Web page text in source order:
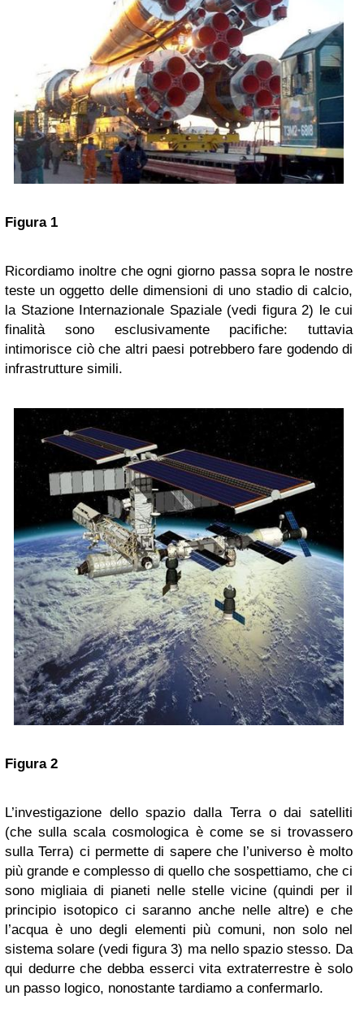
Figura 1
Ricordiamo inoltre che ogni giorno passa sopra le nostre
teste un oggetto delle dimensioni di uno stadio di calcio,
la Stazione Internazionale Spaziale (vedi figura 2) le cui
finalità sono esclusivamente pacifiche: tuttavia
intimorisce ciò che altri paesi potrebbero fare godendo di
infrastrutture simili.
Figura 2
L’investigazione dello spazio dalla Terra o dai satelliti
(che sulla scala cosmologica è come se si trovassero
sulla Terra) ci permette di sapere che l’universo è molto
più grande e complesso di quello che sospettiamo, che ci
sono migliaia di pianeti nelle stelle vicine (quindi per il
principio isotopico ci saranno anche nelle altre) e che
l’acqua è uno degli elementi più comuni, non solo nel
sistema solare (vedi figura 3) ma nello spazio stesso. Da
qui dedurre che debba esserci vita extraterrestre è solo
un passo logico, nonostante tardiamo a confermarlo.